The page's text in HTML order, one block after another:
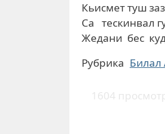
Кьисмет туш
Са тескинвал
Жедани бес
Рубрика Билал
1604